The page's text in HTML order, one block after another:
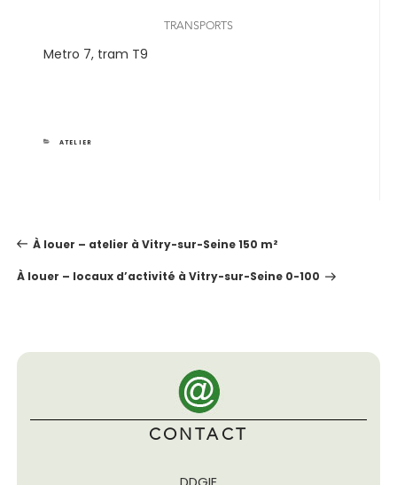
TRANSPORTS
Metro 7, tram T9
CATEGORIES
ATELIER
DE À louer – atelier à Vitry-sur-Seine 150 m²
À louer – locaux d’activité à Vitry-sur-Seine 0-100
CONTACT